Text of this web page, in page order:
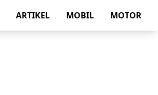
ARTIKEL MOBIL MOTOR